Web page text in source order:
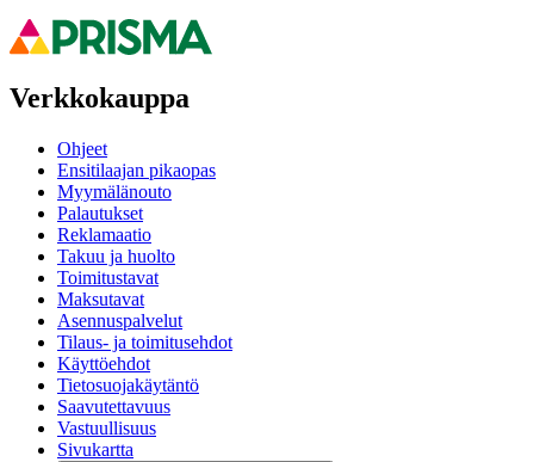
Verkkokauppa
Ohjeet
Ensitilaajan pikaopas
Myymälänouto
Palautukset
Reklamaatio
Takuu ja huolto
Toimitustavat
Maksutavat
Asennuspalvelut
Tilaus- ja toimitusehdot
Käyttöehdot
Tietosuojakäytäntö
Saavutettavuus
Vastuullisuus
Sivukartta